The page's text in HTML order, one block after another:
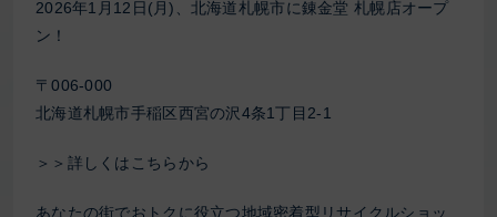
2026年1月12日(月)、北海道札幌市に錬金堂 札幌店オープ
ン！
〒006-000
北海道札幌市手稲区西宮の沢4条1丁目2-1
＞＞詳しくはこちらから
あなたの街でおトクに役立つ地域密着型リサイクルショッ